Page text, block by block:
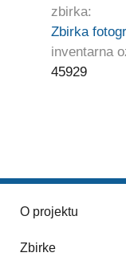
zbirka:
Zbirka
inventarna
45929
O projektu
Zbirke